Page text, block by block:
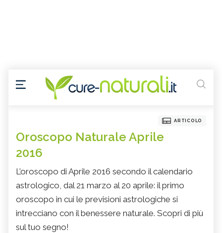
ARTICOLO
Oroscopo Naturale Aprile
2016
L’oroscopo di Aprile 2016 secondo il calendario
astrologico, dal 21 marzo al 20 aprile: il primo
oroscopo in cui le previsioni astrologiche si
intrecciano con il benessere naturale. Scopri di più
sul tuo segno!